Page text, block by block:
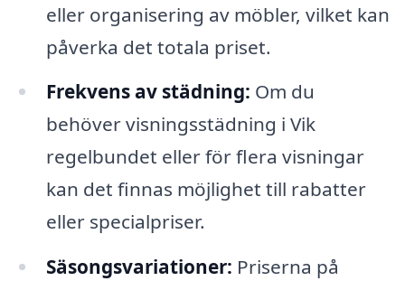
eller organisering av möbler, vilket kan
påverka det totala priset.
Frekvens av städning: Om du
behöver visningsstädning i Vik
regelbundet eller för flera visningar
kan det finnas möjlighet till rabatter
eller specialpriser.
Säsongsvariationer: Priserna på